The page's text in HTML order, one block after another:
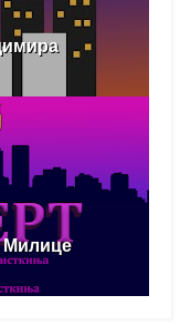
Милице